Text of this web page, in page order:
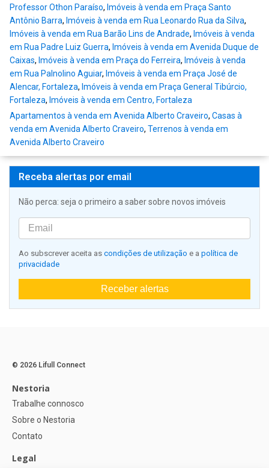
Professor Othon Paraíso, Imóveis à venda em Praça Santo
Antônio Barra, Imóveis à venda em Rua Leonardo Rua da Silva,
Imóveis à venda em Rua Barão Lins de Andrade, Imóveis à venda
em Rua Padre Luiz Guerra, Imóveis à venda em Avenida Duque de
Caixas, Imóveis à venda em Praça do Ferreira, Imóveis à venda
em Rua Palnolino Aguiar, Imóveis à venda em Praça José de
Alencar, Fortaleza, Imóveis à venda em Praça General Tibúrcio,
Fortaleza, Imóveis à venda em Centro, Fortaleza
Apartamentos à venda em Avenida Alberto Craveiro, Casas à
venda em Avenida Alberto Craveiro, Terrenos à venda em
Avenida Alberto Craveiro
Receba alertas por email
Não perca: seja o primeiro a saber sobre novos imóveis
Ao subscrever aceita as condições de utilização e a política de
privacidade
Receber alertas
© 2026 Lifull Connect
Nestoria
Trabalhe connosco
Sobre o Nestoria
Contato
Legal